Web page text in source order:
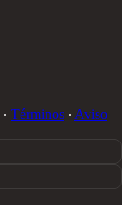
∙ Términos ∙ Aviso